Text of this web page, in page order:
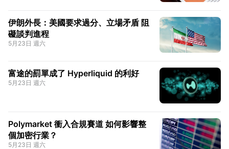
伊朗外長：美國要求過分、立場矛盾 阻
礙談判進程
5月23日 週六
富途的罰單成了 Hyperliquid 的利好
5月23日 週六
Polymarket 衝入合規賽道 如何影響整
個加密行業？
5月23日 週六